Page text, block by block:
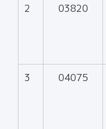
2 03820
3 04075